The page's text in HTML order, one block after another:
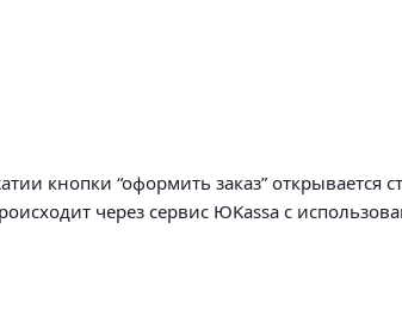
кнопки “оформить заказ” открывается
через сервис ЮKassa с